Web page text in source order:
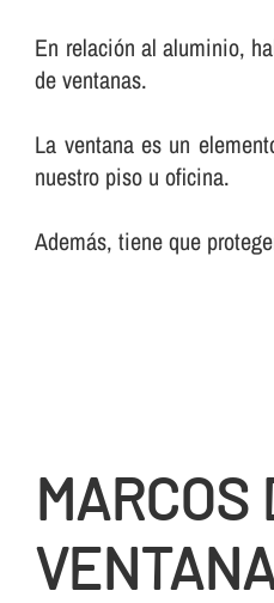
En relación al aluminio,
de ventanas.
La ventana es un
nuestro piso u oficina.
Además, tiene que